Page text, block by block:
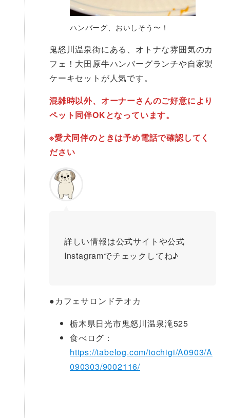
ハンバーグ、おいしそう〜！
鬼怒川温泉街にある、オトナな雰囲気のカ
フェ！大田原牛ハンバーグランチや自家製
ケーキセットが人気です。
混雑時以外、オーナーさんのご好意により
ペット同伴OKとなっています。
※愛犬同伴のときは予め電話で確認してく
ださい
詳しい情報は公式サイトや公式
Instagramでチェックしてね♪
●カフェサロンドテオカ
栃木県日光市鬼怒川温泉滝525
食べログ：
https://tabelog.com/tochigi/A0903/A
090303/9002116/